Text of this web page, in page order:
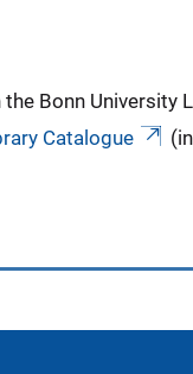
the Bonn University
Catalogue